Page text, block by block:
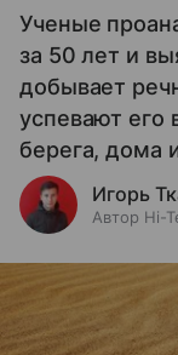
Ученые
за 50 лет и
добывает
успевают его
берега, дома
Игорь
Автор Hi-